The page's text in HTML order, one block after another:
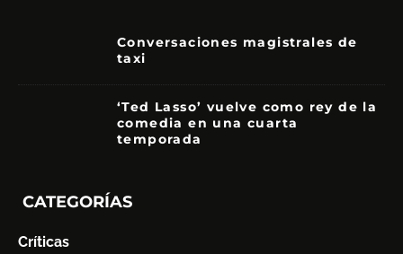
Conversaciones magistrales de
taxi
‘Ted Lasso’ vuelve como rey de la
comedia en una cuarta
temporada
CATEGORÍAS
Críticas